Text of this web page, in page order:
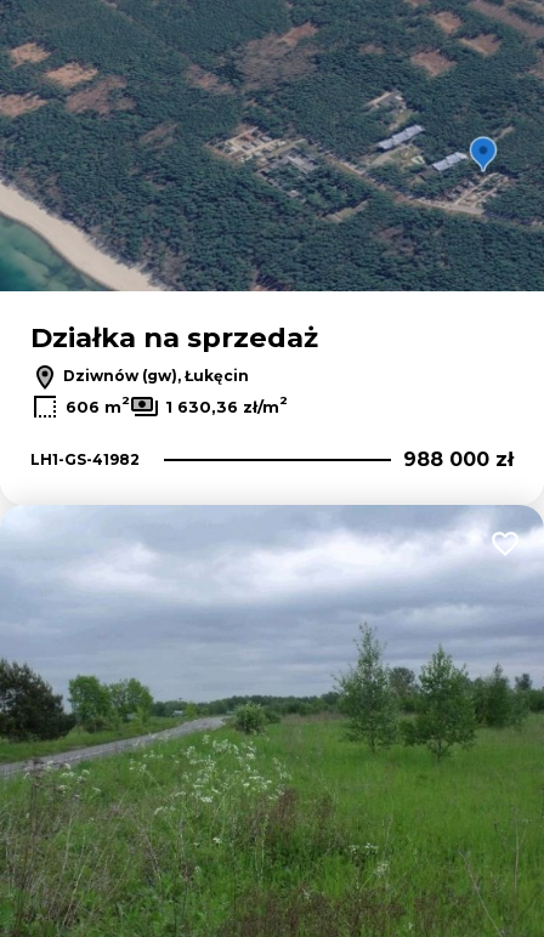
Działka na sprzedaż
Dziwnów (gw), Łukęcin
606 m2 1 630,36 zł/m2
LH1-GS-41982 988 000 zł